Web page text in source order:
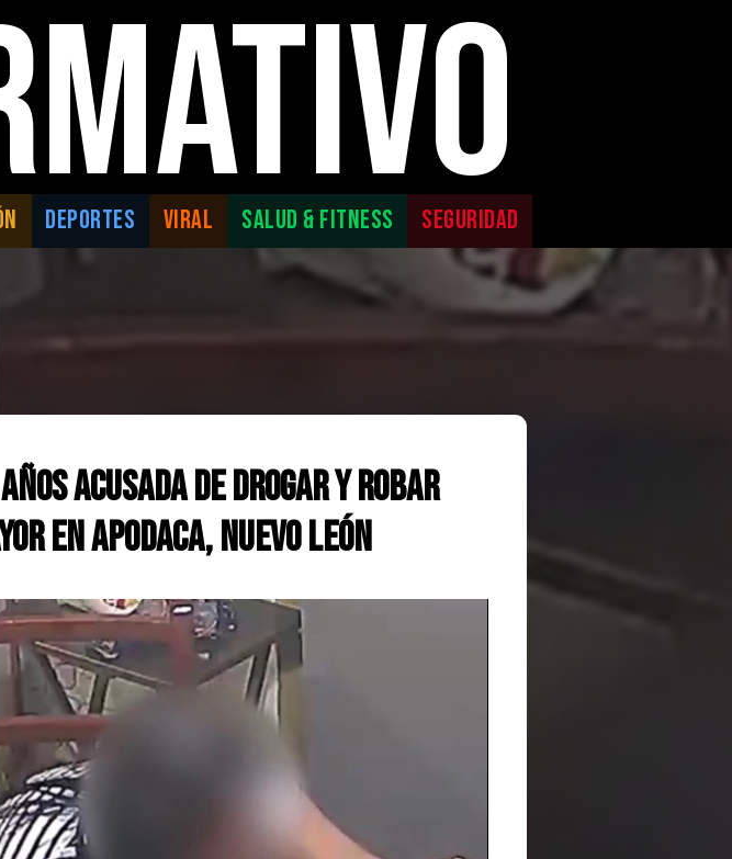
DEPORTES VIRAL SALUD & FITNESS SEGURIDAD
Acusada de Drogar y Robar
en Apodaca, Nuevo León